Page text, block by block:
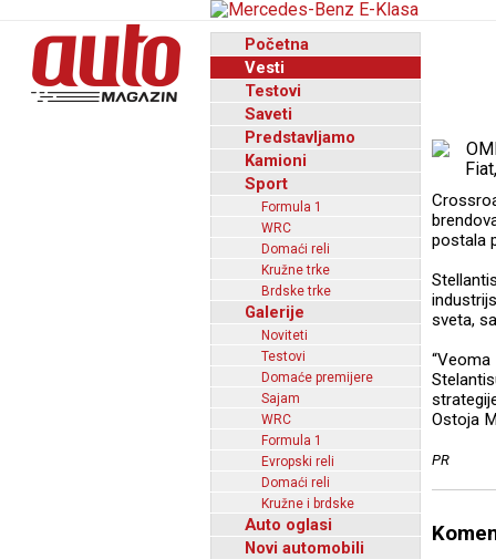
Početna
Vesti
Testovi
Saveti
Predstavljamo
Kamioni
Sport
Formula 1
WRC
Domaći reli
Kružne trke
Brdske trke
Galerije
Noviteti
Testovi
Domaće premijere
Sajam
WRC
Formula 1
Evropski reli
Domaći reli
Kružne i brdske
Auto oglasi
Novi automobili
postala
sveta,
Ostoja
PR